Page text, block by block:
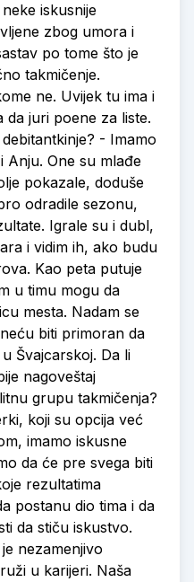
iskusnije
zbog umora i
po tome što je
takmičenje.
ne. Uvijek tu ima i
juri poene za liste.
- Imamo
Anju. One su mlađe
pokazale, doduše
odradile sezonu,
Igrale su i dubl,
i vidim ih, ako budu
Kao peta putuje
u timu mogu da
mesta. Nadam se
biti primoran da
Švajcarskoj. Da li
nagoveštaj
grupu takmičenja?
koji su opcija već
imamo iskusne
da će pre svega biti
rezultatima
postanu dio tima i da
da stiču iskustvo.
nezamenjivo
u karijeri. Naša